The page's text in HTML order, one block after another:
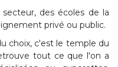
des écoles de la
privé ou public.
choix, c'est le temple du
tout ce que l'on a